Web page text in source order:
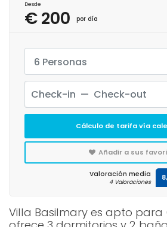
Villa Basilmary es apto para
Desde
€ 200 por día
6 Personas
Cálculo de tarifa vía
Añadir a sus
Valoración media
4 Valoraciones